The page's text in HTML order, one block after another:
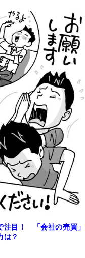
注目！ 「会社の売買」
は？